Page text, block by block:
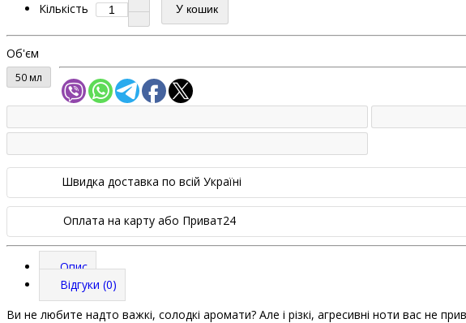
Кількість У кошик
Об'єм
50 мл
Швидка доставка по всій Україні
Оплата на карту або Приват24
Опис
Відгуки (0)
Ви не любите надто важкі, солодкі аромати? Але і різкі, агресивні ноти вас не